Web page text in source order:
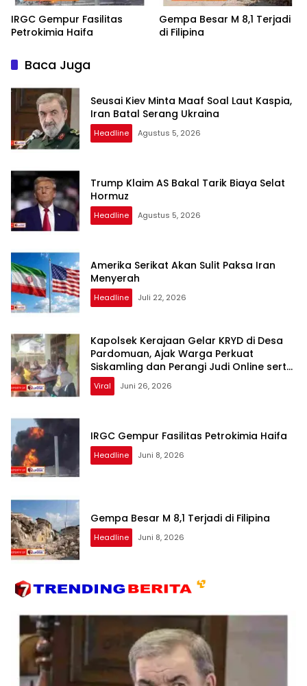
IRGC Gempur Fasilitas
Petrokimia Haifa
Gempa Besar M 8,1 Terjadi
di Filipina
Baca Juga
Seusai Kiev Minta Maaf Soal Laut Kaspia,
Iran Batal Serang Ukraina
Headline Agustus 5, 2026
Trump Klaim AS Bakal Tarik Biaya Selat
Hormuz
Headline Agustus 5, 2026
Amerika Serikat Akan Sulit Paksa Iran
Menyerah
Headline Juli 22, 2026
Kapolsek Kerajaan Gelar KRYD di Desa
Pardomuan, Ajak Warga Perkuat
Siskamling dan Perangi Judi Online serta
Narkoba
Viral Juni 26, 2026
IRGC Gempur Fasilitas Petrokimia Haifa
Headline Juni 8, 2026
Gempa Besar M 8,1 Terjadi di Filipina
Headline Juni 8, 2026